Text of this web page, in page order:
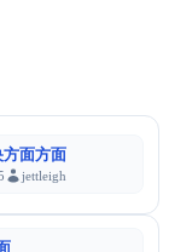
面方面
jettleigh